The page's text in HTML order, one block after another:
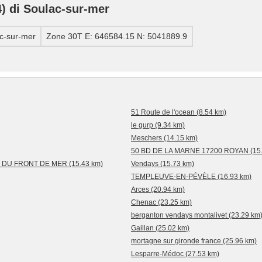
di Soulac-sur-mer
sur-mer Zone 30T E: 646584.15 N: 5041889.9
51 Route de l'ocean (8.54 km)
le gurp (9.34 km)
Meschers (14.15 km)
50 BD DE LA MARNE 17200 ROYAN
FRONT DE MER (15.43 km)
Vendays (15.73 km)
TEMPLEUVE-EN-PÉVÈLE (16.93 km)
Arces (20.94 km)
Chenac (23.25 km)
berganton vendays montalivet (23.29 km)
Gaillan (25.02 km)
mortagne sur gironde france (25.96 km)
Lesparre-Médoc (27.53 km)